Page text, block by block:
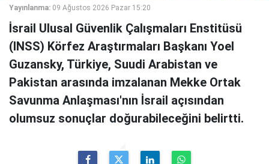
Yayınlanma: 09 Ağustos 2026 Pazar 15:20
İsrail Ulusal Güvenlik Çalışmaları Enstitüsü
(INSS) Körfez Araştırmaları Başkanı Yoel
Guzansky, Türkiye, Suudi Arabistan ve
Pakistan arasında imzalanan Mekke Ortak
Savunma Anlaşması'nın İsrail açısından
olumsuz sonuçlar doğurabileceğini belirtti.